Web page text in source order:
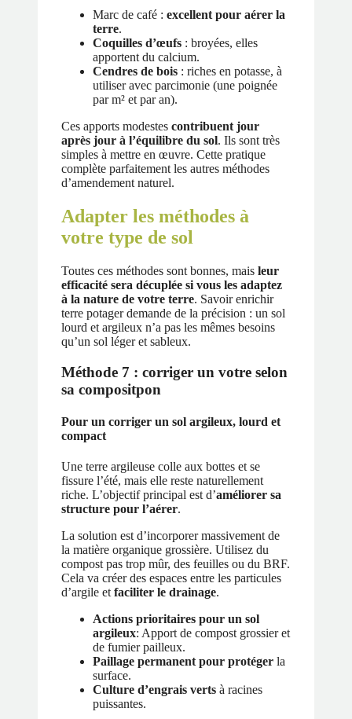
Marc de café : excellent pour aérer la
terre.
Coquilles d’œufs : broyées, elles
apportent du calcium.
Cendres de bois : riches en potasse, à
utiliser avec parcimonie (une poignée
par m² et par an).
Ces apports modestes contribuent jour
après jour à l’équilibre du sol. Ils sont très
simples à mettre en œuvre. Cette pratique
complète parfaitement les autres méthodes
d’amendement naturel.
Adapter les méthodes à
votre type de sol
Toutes ces méthodes sont bonnes, mais leur
efficacité sera décuplée si vous les adaptez
à la nature de votre terre. Savoir enrichir
terre potager demande de la précision : un sol
lourd et argileux n’a pas les mêmes besoins
qu’un sol léger et sableux.
Méthode 7 : corriger un votre selon
sa compositpon
Pour un corriger un sol argileux, lourd et
compact
Une terre argileuse colle aux bottes et se
fissure l’été, mais elle reste naturellement
riche. L’objectif principal est d’améliorer sa
structure pour l’aérer.
La solution est d’incorporer massivement de
la matière organique grossière. Utilisez du
compost pas trop mûr, des feuilles ou du BRF.
Cela va créer des espaces entre les particules
d’argile et faciliter le drainage.
Actions prioritaires pour un sol
argileux: Apport de compost grossier et
de fumier pailleux.
Paillage permanent pour protéger la
surface.
Culture d’engrais verts à racines
puissantes.